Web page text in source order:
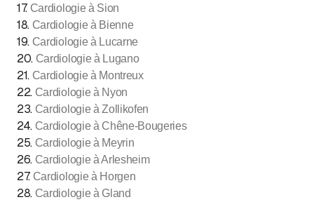
17. Cardiologie à Sion
18. Cardiologie à Bienne
19. Cardiologie à Lucarne
20. Cardiologie à Lugano
21. Cardiologie à Montreux
22. Cardiologie à Nyon
23. Cardiologie à Zollikofen
24. Cardiologie à Chêne-Bougeries
25. Cardiologie à Meyrin
26. Cardiologie à Arlesheim
27. Cardiologie à Horgen
28. Cardiologie à Gland